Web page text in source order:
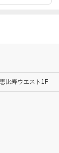
比寿ウエスト1F